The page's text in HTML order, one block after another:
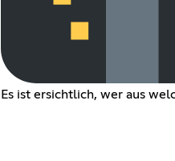
Es ist ersichtlich, wer aus